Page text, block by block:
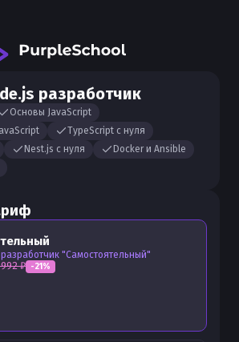
разработчик
Основы JavaScript
TypeScript с нуля
Nest.js с нуля
Docker и Ansible
"Самостоятельный"
₽ -21 %